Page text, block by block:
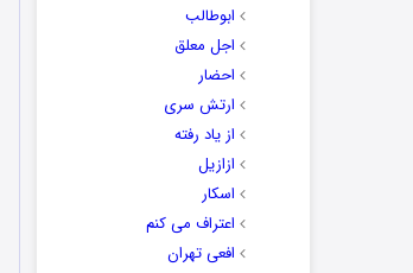
ابوطالب
اجل معلق
احضار
ارتش سری
از یاد رفته
ازازیل
اسکار
اعتراف می کنم
افعی تهران